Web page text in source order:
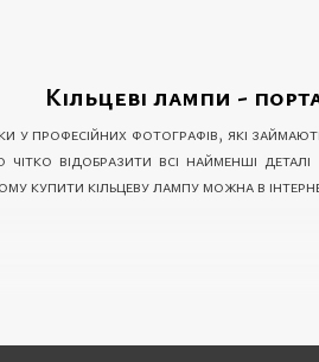
Кільцеві лампи -
у професійних фотографів, які
відобразити всі найменші
купити кільцеву лампу можна в